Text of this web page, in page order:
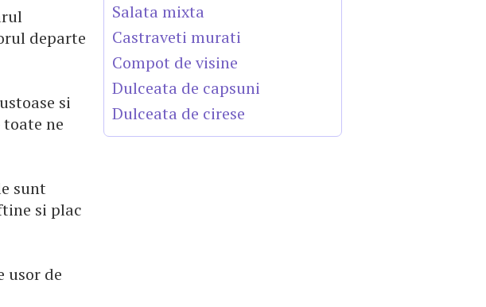
departe
si
ne
sunt
si plac
usor de
Salata mixta
Castraveti murati
Compot de visine
Dulceata de capsuni
Dulceata de cirese